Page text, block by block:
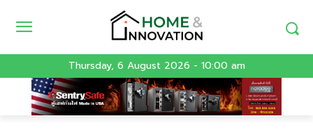
Thursday, 6 August 2026 - 10:00 am